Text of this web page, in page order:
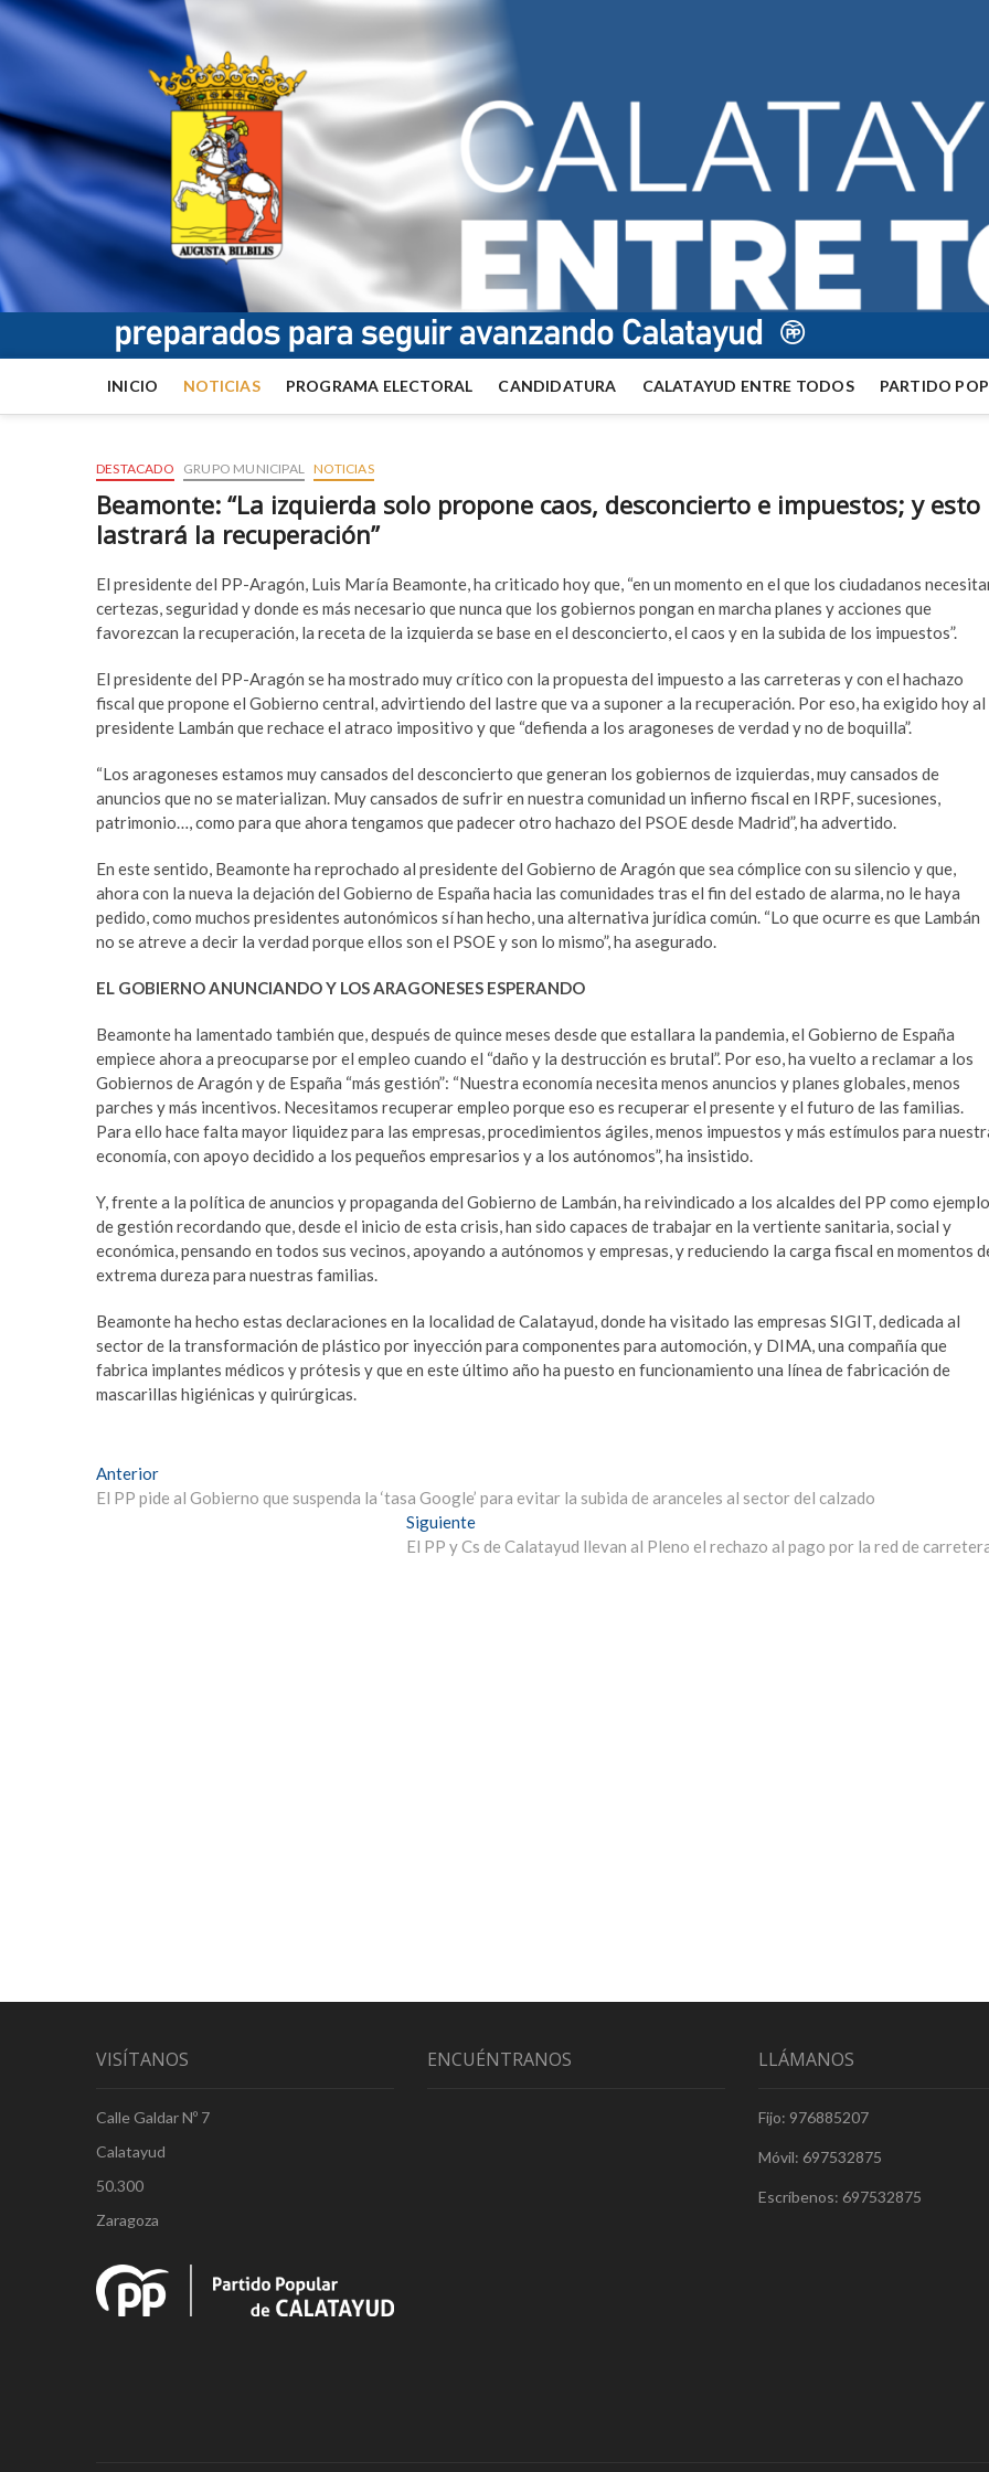
INICIO NOTICIAS PROGRAMA ELECTORAL CANDIDATURA CALATAYUD ENTRE TODOS PARTIDO
DESTACADO GRUPO MUNICIPAL NOTICIAS
Beamonte: “La izquierda solo propone caos, desconcierto e impuestos; y esto
lastrará la recuperación”
El presidente del PP-Aragón, Luis María Beamonte, ha criticado hoy que, “en un momento en el que los ciudadanos
certezas, seguridad y donde es más necesario que nunca que los gobiernos pongan en marcha planes y acciones que
favorezcan la recuperación, la receta de la izquierda se base en el desconcierto, el caos y en la subida de los impuestos”.
El presidente del PP-Aragón se ha mostrado muy crítico con la propuesta del impuesto a las carreteras y con el hachazo
fiscal que propone el Gobierno central, advirtiendo del lastre que va a suponer a la recuperación. Por eso, ha exigido hoy al
presidente Lambán que rechace el atraco impositivo y que “defienda a los aragoneses de verdad y no de boquilla”.
“Los aragoneses estamos muy cansados del desconcierto que generan los gobiernos de izquierdas, muy cansados de
anuncios que no se materializan. Muy cansados de sufrir en nuestra comunidad un infierno fiscal en IRPF, sucesiones,
patrimonio…, como para que ahora tengamos que padecer otro hachazo del PSOE desde Madrid”, ha advertido.
En este sentido, Beamonte ha reprochado al presidente del Gobierno de Aragón que sea cómplice con su silencio y que,
ahora con la nueva la dejación del Gobierno de España hacia las comunidades tras el fin del estado de alarma, no le haya
pedido, como muchos presidentes autonómicos sí han hecho, una alternativa jurídica común. “Lo que ocurre es que Lambán
no se atreve a decir la verdad porque ellos son el PSOE y son lo mismo”, ha asegurado.
EL GOBIERNO ANUNCIANDO Y LOS ARAGONESES ESPERANDO
Beamonte ha lamentado también que, después de quince meses desde que estallara la pandemia, el Gobierno de España
empiece ahora a preocuparse por el empleo cuando el “daño y la destrucción es brutal”. Por eso, ha vuelto a reclamar a los
Gobiernos de Aragón y de España “más gestión”: “Nuestra economía necesita menos anuncios y planes globales, menos
parches y más incentivos. Necesitamos recuperar empleo porque eso es recuperar el presente y el futuro de las familias.
Para ello hace falta mayor liquidez para las empresas, procedimientos ágiles, menos impuestos y más estímulos para
economía, con apoyo decidido a los pequeños empresarios y a los autónomos”, ha insistido.
Y, frente a la política de anuncios y propaganda del Gobierno de Lambán, ha reivindicado a los alcaldes del PP como ejemplo
de gestión recordando que, desde el inicio de esta crisis, han sido capaces de trabajar en la vertiente sanitaria, social y
económica, pensando en todos sus vecinos, apoyando a autónomos y empresas, y reduciendo la carga fiscal en momentos
extrema dureza para nuestras familias.
Beamonte ha hecho estas declaraciones en la localidad de Calatayud, donde ha visitado las empresas SIGIT, dedicada al
sector de la transformación de plástico por inyección para componentes para automoción, y DIMA, una compañía que
fabrica implantes médicos y prótesis y que en este último año ha puesto en funcionamiento una línea de fabricación de
mascarillas higiénicas y quirúrgicas.
Navegación
de
AnteriorEntrada
anterior:
El PP pide al Gobierno que suspenda la ‘tasa Google’ para evitar la subida de aranceles al sector del calzado
SiguienteEntrada
siguiente:
El PP y Cs de Calatayud llevan al Pleno el rechazo al pago por la red de
VISÍTANOS
Calle Galdar Nº 7
Calatayud
50.300
Zaragoza
ENCUÉNTRANOS LLÁMANOS
Fijo: 976885207
Móvil: 697532875
Escríbenos: 697532875